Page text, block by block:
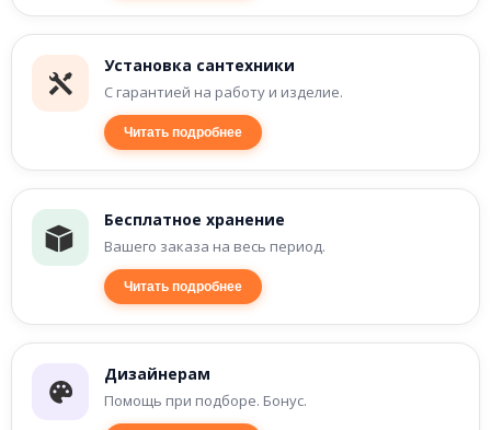
Установка сантехники
С гарантией на работу и изделие.
Читать подробнее
Бесплатное хранение
Вашего заказа на весь период.
Читать подробнее
Дизайнерам
Помощь при подборе. Бонус.